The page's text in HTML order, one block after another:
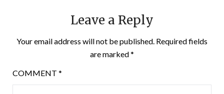
Leave a Reply
Your email address will not be published. Required fields
are marked*
COMMENT *